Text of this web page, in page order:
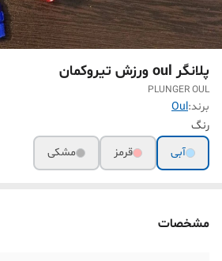
پلانگر oul ورزش تیروکمان
PLUNGER OUL
برند:Oul
رنگ
آبی
قرمز مشکی
مشخصات